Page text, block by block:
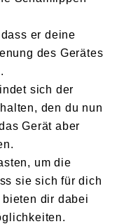
er deine
des Gerätes
sich der
den du nun
Gerät aber
um die
sie sich für dich
dir dabei